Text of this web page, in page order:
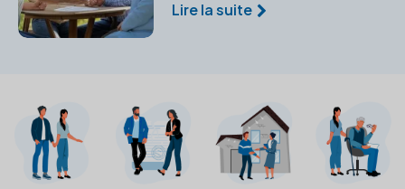
de vos biens et de votre
Lire la suite